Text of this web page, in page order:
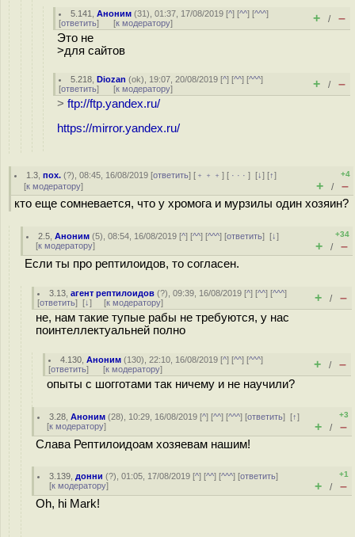
5.141 ,Аноним (31), 01:37, 17/08/2019 [^] [^^] [^^^]
[ответить] [к модератору] + / –
Это не
>для сайтов
5.218 ,Diozan (ok), 19:07, 20/08/2019 [^] [^^] [^^^]
[ответить] [к модератору] + / –
> ftp://ftp.yandex.ru/
https://mirror.yandex.ru/
1.3 ,пох. (?), 08:45, 16/08/2019 [ответить] [ ﹢﹢﹢] [ · · ·][↓] [↑]
[к модератору]
+4
+ / –
кто еще сомневается, что у хромога и мурзилы один хозяин?
2.5 ,Аноним (5), 08:54, 16/08/2019 [^] [^^] [^^^] [ответить][↓]
[к модератору]
+34
+ / –
Если ты про рептилоидов, то согласен.
3.13 ,агент рептилоидов (?), 09:39, 16/08/2019 [^] [^^] [^^^]
[ответить] [↓] [к модератору] + / –
не, нам такие тyпые рабы не требуются, у нас
поинтеллектуальней полно
4.130 ,Аноним (130), 22:10, 16/08/2019 [^] [^^] [^^^]
[ответить] [к модератору] + / –
опыты с шогготами так ничему и не научили?
3.28 ,Аноним (28), 10:29, 16/08/2019 [^] [^^] [^^^] [ответить][↑]
[к модератору]
+3
+ / –
Слава Рептилоидоам хозяевам нашим!
3.139 донни (?), 01:05, 17/08/2019 [^] [^^] [^^^] [ответить]
[к модератору]
+1
+ / –
Oh, hi Mark!